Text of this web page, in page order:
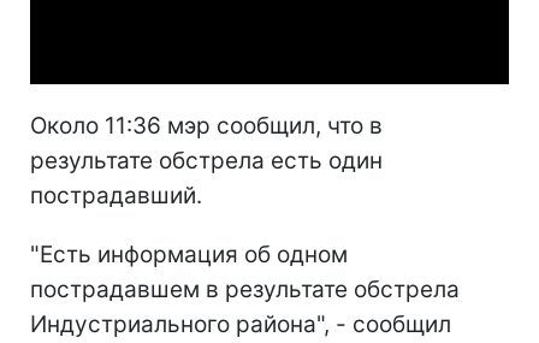
Около 11:36 мэр сообщил, что в
результате обстрела есть один
пострадавший.
"Есть информация об одном
пострадавшем в результате обстрела
Индустриального района", - сообщил